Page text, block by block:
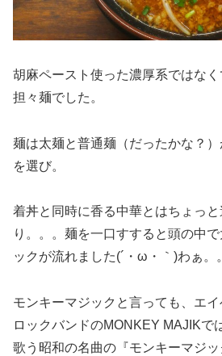
胡麻ペースト使った濃厚系ではな
担々麺でした。
麺は太麺と普通麺（だったかな？
を選び。
着丼と同時に香る中華とはちょっ
り。。。麺を一口すすると頭の中
ックが流れました(´・ω・｀)わぁ。
モンキーマジックと言っても、エ
ロックバンドのMONKEY MAJIKで
歌う昭和の名曲の『モンキーマジッ